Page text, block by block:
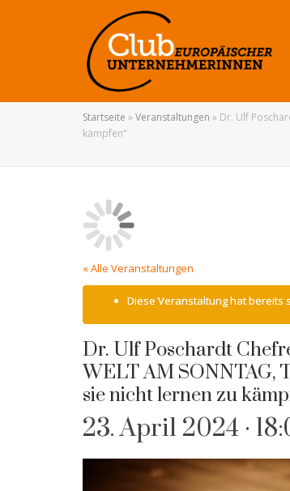
Startseite » Veranstaltungen » Dr. Ulf
kämpfen“
« Alle Veranstaltungen
Diese Veranstaltung hat bereits
Dr. Ulf Poschardt
WELT AM SONNTAG,
sie nicht lernen zu
23. April 2024 ·